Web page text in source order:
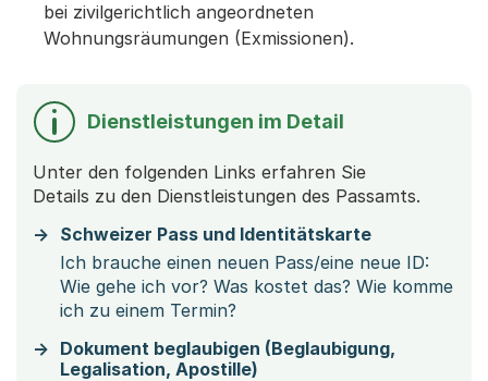
bei zivilgerichtlich angeordneten
Wohnungsräumungen (Exmissionen).
Dienstleistungen im Detail
Unter den folgenden Links erfahren Sie
Details zu den Dienstleistungen des Passamts.
Schweizer Pass und Identitätskarte
Ich brauche einen neuen Pass/eine neue ID:
Wie gehe ich vor? Was kostet das? Wie komme
ich zu einem Termin?
Dokument beglaubigen (Beglaubigung,
Legalisation, Apostille)